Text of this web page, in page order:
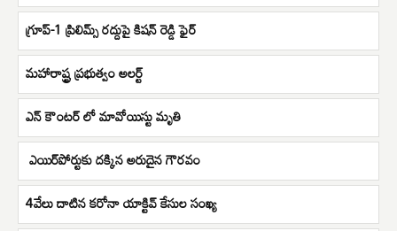
గ్రూప్-1 ప్రిలిమ్స్ రద్దుపై కిషన్ రెడ్డి ఫైర్
మహారాష్ట్ర ప్రభుత్వం అలర్ట్
ఎన్ కౌంటర్ లో మావోయిస్టు మృతి
​ ఎయిర్​పోర్టుకు దక్కిన అరుదైన గౌరవం
4వేలు దాటిన కరోనా యాక్టివ్ కేసుల సంఖ్య